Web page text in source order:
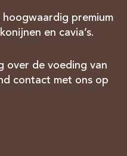
premium
en cavia’s.
over de voeding van
contact met ons op